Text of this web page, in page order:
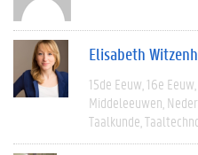
Elisabeth
15de Eeuw 16e Eeuw
Middeleeuwen
Taalkunde